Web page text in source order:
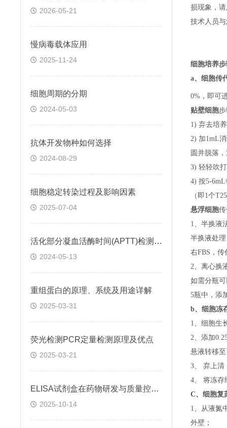
2026-05-21
慢病毒载体应用
2025-11-24
细胞周期的分期
2024-05-03
抗体开发物种如何选择
2024-08-29
细胞稳定转染过程及影响因素
2025-07-04
活化部分凝血活酶时间(APTT)检测试剂盒 (鞣花酸凝固法)
2024-05-13
重组蛋白的原理、系统及用途详解
2025-03-31
荧光检测PCR定量检测原理及优点
2025-03-21
ELISA试剂盒在药物研发与质量控制中的应用实践
2025-10-14
损现象，
技术人员
细胞培养
a、 细胞传
0%，即可
贴壁细胞
1) 弃去培
2) 加1mL
圆并脱落
3) 轻轻吹
4) 按5-
（即1个
悬浮细胞
1、半换液
半换液处
右FBS，
2、离心换
如需分瓶
5瓶中，添
b、 细胞冻
1、细胞生
2、添加
悬液转移
3、 弃上清
4、 将冻存
C、 细胞复
1、 从液氮
外壁；